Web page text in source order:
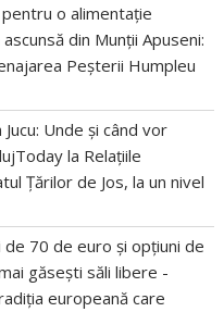
o alimentație
din Munții Apuseni:
Peșterii Humpleu
Unde și când vor
la Relațiile
Țărilor de Jos, la un nivel
70 de euro și opțiuni de
găsești săli libere -
europeană care